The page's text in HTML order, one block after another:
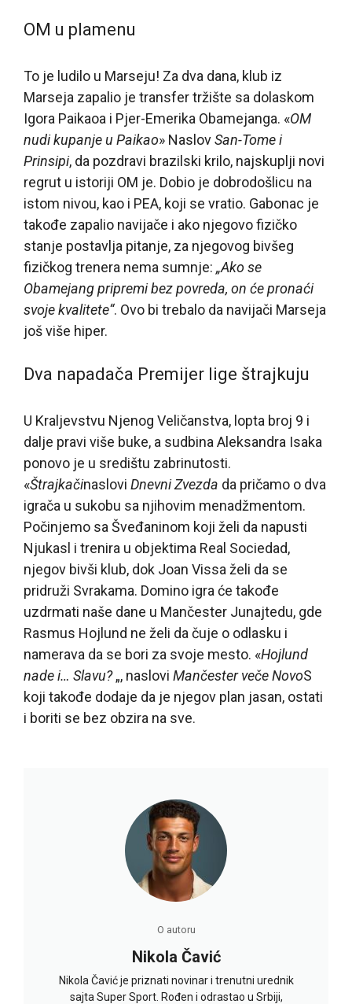
OM u plamenu
To je ludilo u Marseju! Za dva dana, klub iz
Marseja zapalio je transfer tržište sa dolaskom
Igora Paikaoa i Pjer-Emerika Obamejanga. «OM
nudi kupanje u Paikao» NaslovSan-Tome i
Prinsipi, da pozdravi brazilski krilo, najskuplji novi
regrut u istoriji OM je. Dobio je dobrodošlicu na
istom nivou, kao i PEA, koji se vratio. Gabonac je
takođe zapalio navijače i ako njegovo fizičko
stanje postavlja pitanje, za njegovog bivšeg
fizičkog trenera nema sumnje: „Ako se
Obamejang pripremi bez povreda, on će pronaći
svoje kvalitete“. Ovo bi trebalo da navijači Marseja
još više hiper.
Dva napadača Premijer lige štrajkuju
U Kraljevstvu Njenog Veličanstva, lopta broj 9 i
dalje pravi više buke, a sudbina Aleksandra Isaka
ponovo je u središtu zabrinutosti.
«Štrajkačinaslovi Dnevni Zvezda da pričamo o dva
igrača u sukobu sa njihovim menadžmentom.
Počinjemo sa Šveđaninom koji želi da napusti
Njukasl i trenira u objektima Real Sociedad,
njegov bivši klub, dok Joan Vissa želi da se
pridruži Svrakama. Domino igra će takođe
uzdrmati naše dane u Mančester Junajtedu, gde
Rasmus Hojlund ne želi da čuje o odlasku i
namerava da se bori za svoje mesto. «Hojlund
nade i… Slavu?„, naslovi Mančester veče NovoS
koji takođe dodaje da je njegov plan jasan, ostati
i boriti se bez obzira na sve.
O autoru
Nikola Čavić
Nikola Čavić je priznati novinar i trenutni urednik
sajta Super Sport. Rođen i odrastao u Srbiji,